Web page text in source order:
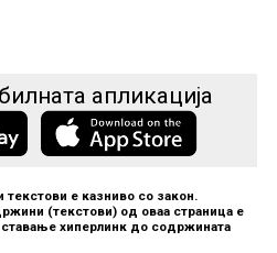
апликација
е казниво со закон.
(текстови) од оваа страница е
хиперлинк до содржината